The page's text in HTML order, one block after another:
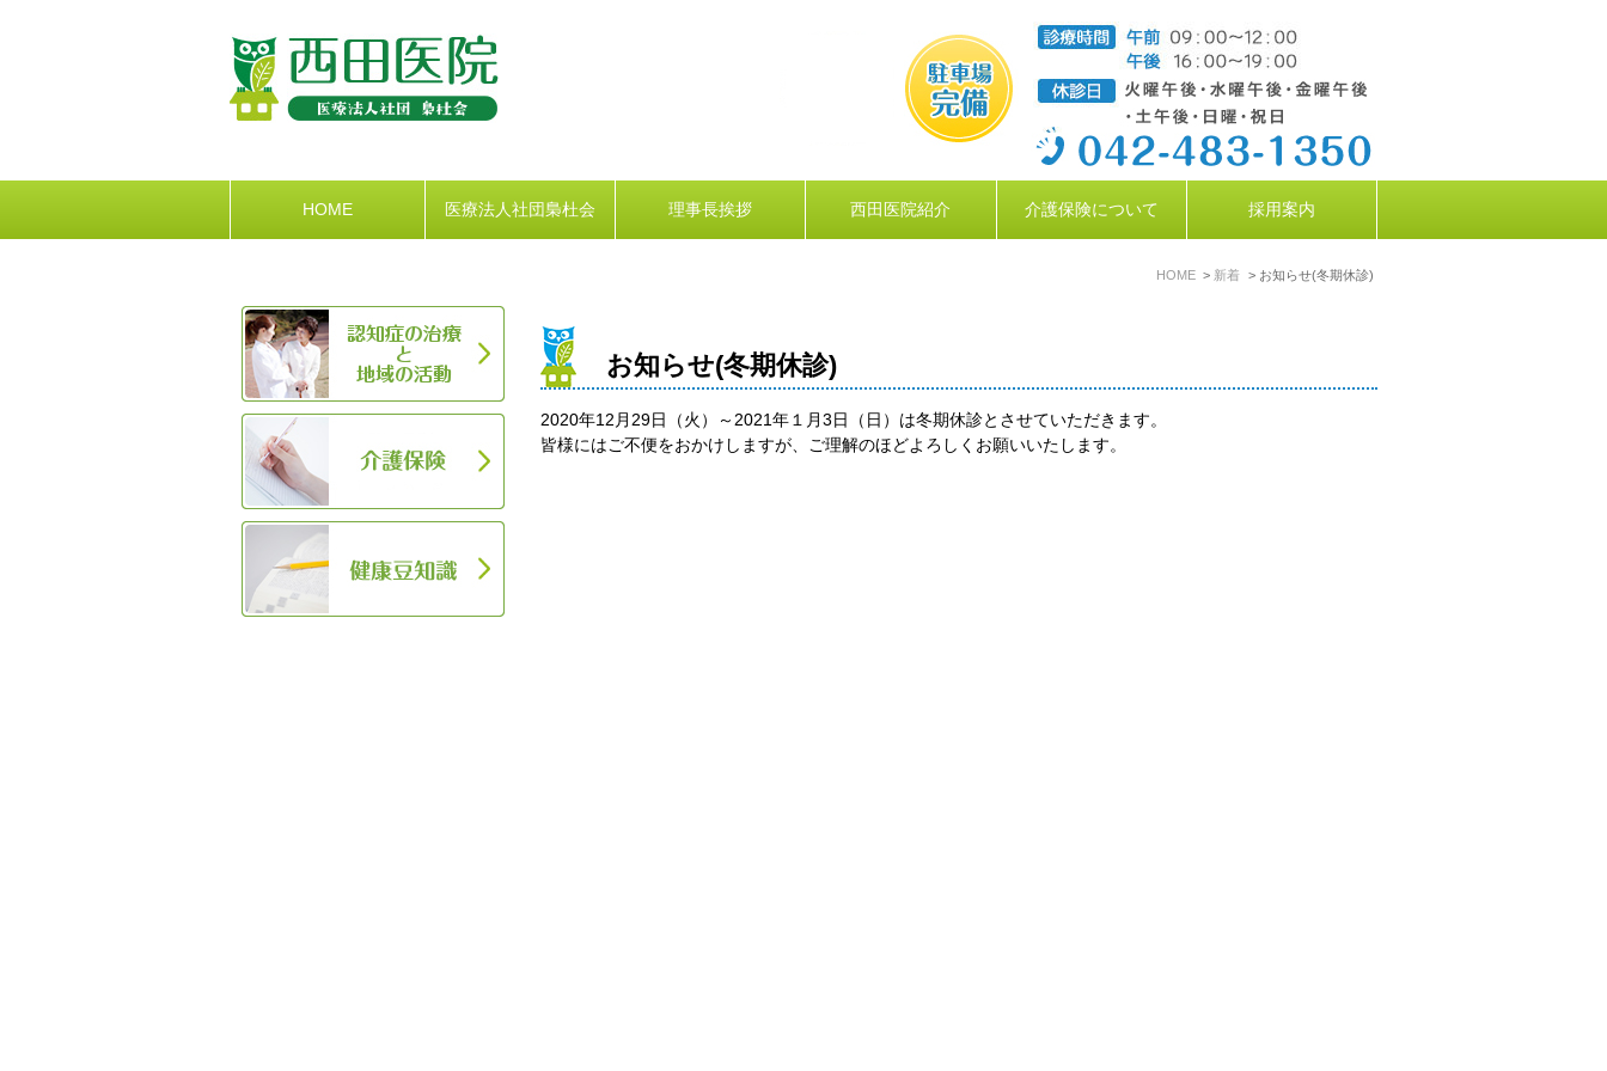
HOME 医療法人社団梟杜会 理事長挨拶 西田医院紹介 介護保険について 採用案内
HOME 新着 お知らせ(冬期休診)
お知らせ(冬期休診)
2020年12月29日（火）～2021年１月3日（日）は冬期休診とさせていただきます。
皆様にはご不便をおかけしますが、ご理解のほどよろしくお願いいたします。